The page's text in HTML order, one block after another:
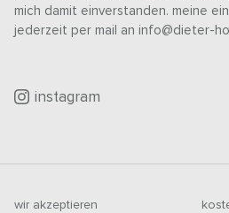
mich damit einverstanden. meine
jederzeit per mail an info@dieter-
instagram
wir akzeptieren